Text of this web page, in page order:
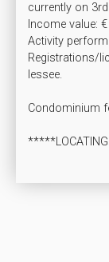
currently on
Income value:
Activity
lessee.
Condominium